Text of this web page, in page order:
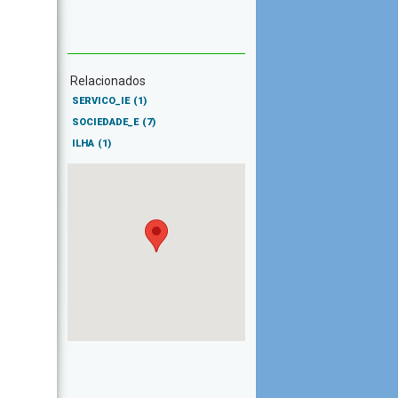
Relacionados
SERVICO_IE (1)
SOCIEDADE_E (7)
ILHA (1)